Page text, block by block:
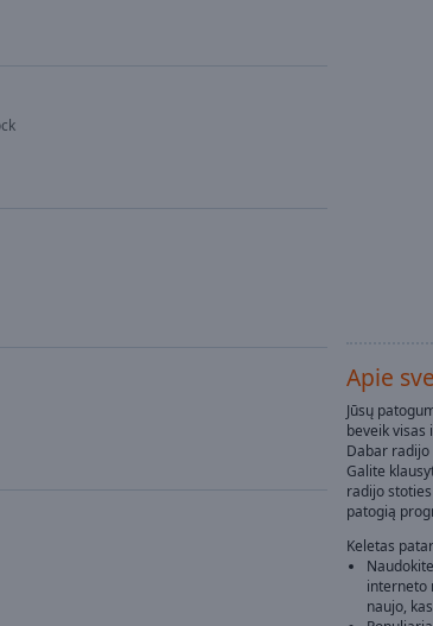
Apie
Jūsų
beveik
Dabar
Galite
radijo
patogią
Keletas
interneto
naujo,